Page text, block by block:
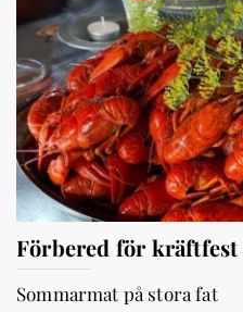
Förbered för kräftfest
Sommarmat på stora fat